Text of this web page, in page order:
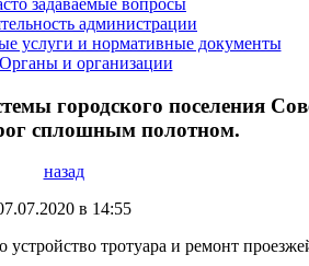
задаваемые вопросы
администрации
услуги и нормативные документы
Органы и организации
городского поселения
сплошным полотном.
назад
в 14:55
тротуара и ремонт